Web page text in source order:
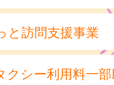
と訪問支援事業
クシー利用料一